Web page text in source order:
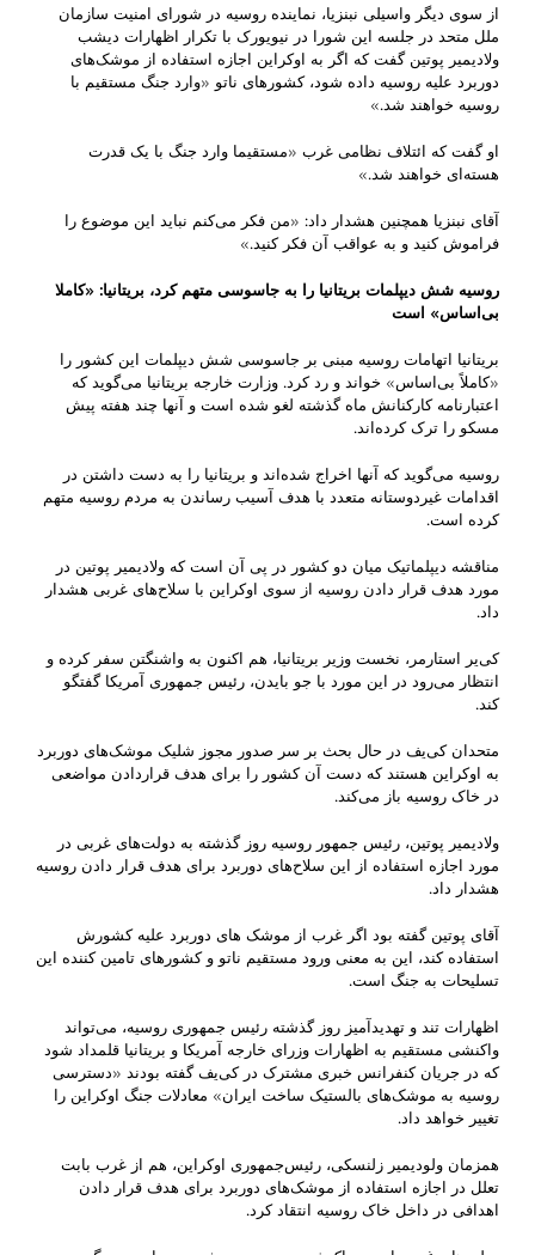
از سوی دیگر واسیلی نبنزیا، نماینده روسیه در شورای امنیت سازمان
ملل متحد در جلسه این شورا در نیویورک با تکرار اظهارات دیشب
ولادیمیر پوتین گفت که اگر به اوکراین اجازه استفاده از موشک‌های
دوربرد علیه روسیه داده شود، کشورهای ناتو «وارد جنگ مستقیم با
روسیه خواهند شد.»
او گفت که ائتلاف نظامی غرب «مستقیما وارد جنگ با یک قدرت
هسته‌ای خواهند شد.»
آقای نبنزیا همچنین هشدار داد: «من فکر می‌کنم نباید این موضوع را
فراموش کنید و به عواقب آن فکر کنید.»
روسیه شش دیپلمات بریتانیا را به جاسوسی متهم کرد، بریتانیا: «کاملا
بی‌اساس» است
بریتانیا اتهامات روسیه مبنی بر جاسوسی شش دیپلمات این کشور را
«کاملاً بی‌اساس» خواند و رد کرد. وزارت خارجه بریتانیا می‌گوید که
اعتبارنامه کارکنانش ماه گذشته لغو شده است و آنها چند هفته پیش
مسکو را ترک کرده‌اند.
روسیه می‌گوید که آنها اخراج شده‌اند و بریتانیا را به دست داشتن در
اقدامات غیردوستانه متعدد با هدف آسیب رساندن به مردم روسیه متهم
کرده است.
مناقشه دیپلماتیک میان دو کشور در پی آن است که ولادیمیر پوتین در
مورد هدف قرار دادن روسیه از سوی اوکراین با سلاح‌های غربی هشدار
داد.
کی‌یر استارمر، نخست وزیر بریتانیا، هم اکنون به واشنگتن سفر کرده و
انتظار می‌رود در این مورد با جو بایدن، رئیس جمهوری آمریکا گفتگو
کند.
متحدان کی‌یف در حال بحث بر سر صدور مجوز شلیک موشک‌های دوربرد
به اوکراین هستند که دست آن کشور را برای هدف قراردادن مواضعی
در خاک روسیه باز می‌کند.
ولادیمیر پوتین، رئیس جمهور روسیه روز گذشته به دولت‌های غربی در
مورد اجازه استفاده از این سلاح‌های دوربرد برای هدف قرار دادن روسیه
هشدار داد.
آقای پوتین گفته بود اگر غرب از موشک های دوربرد علیه کشورش
استفاده کند، این به معنی ورود مستقیم ناتو و کشورهای تامین کننده این
تسلیحات به جنگ است.
اظهارات تند و تهدیدآمیز روز گذشته رئیس جمهوری روسیه، می‌تواند
واکنشی مستقیم به اظهارات وزرای خارجه آمریکا و بریتانیا قلمداد شود
که در جریان کنفرانس خبری مشترک در کی‌یف گفته بودند «دسترسی
روسیه به موشک‌های بالستیک ساخت ایران» معادلات جنگ اوکراین را
تغییر خواهد داد.
همزمان ولودیمیر زلنسکی، رئیس‌جمهوری اوکراین، هم از غرب بابت
تعلل در اجازه استفاده از موشک‌های دوربرد برای هدف قرار دادن
اهدافی در داخل خاک روسیه انتقاد کرد.